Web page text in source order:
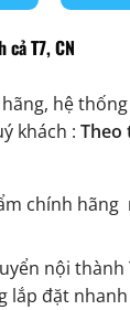
cả T7, CN
hệ
khách : Theo
chính hãng
nội thành
lắp đặt